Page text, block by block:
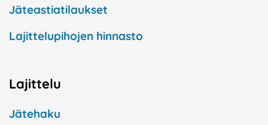
Jäteastiatilaukset
Lajittelupihojen hinnasto
Lajittelu
Jätehaku